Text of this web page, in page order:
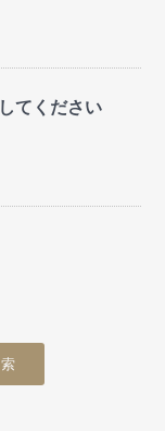
てください